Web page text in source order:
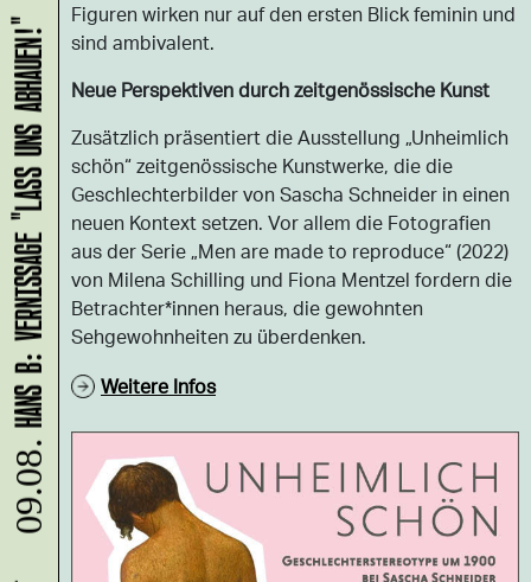
Figuren wirken nur auf den ersten Blick feminin und
sind ambivalent.
Neue Perspektiven durch zeitgenössische Kunst
Zusätzlich präsentiert die Ausstellung „Unheimlich
schön“ zeitgenössische Kunstwerke, die die
Geschlechterbilder von Sascha Schneider in einen
neuen Kontext setzen. Vor allem die Fotografien
aus der Serie „Men are made to reproduce“ (2022)
von Milena Schilling und Fiona Mentzel fordern die
Betrachter*innen heraus, die gewohnten
Sehgewohnheiten zu überdenken.
Weitere Infos
09.08.
HANS B: VERNISSAGE "LASS UNS ABHAUEN!"